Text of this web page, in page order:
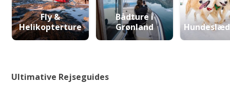
Fly &
Helikopterture
Bådture i
Grønland
Ultimative Rejseguides